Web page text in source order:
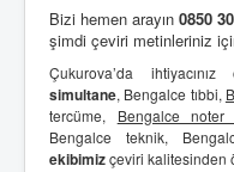
Bizi hemen arayın 0850
şimdi çeviri metinleriniz
Çukurova’da
simultane, Bengalce tıbbi,
tercüme, Bengalce noter
Bengalce teknik,
ekibimizçeviri kalitesinden